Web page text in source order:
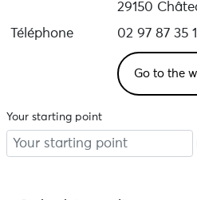
29150
Téléphone
02 97 87 35
Go to the
Your starting point